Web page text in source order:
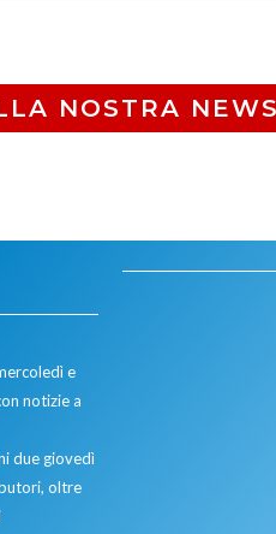
NOSTRA
e
notizie a
due giovedì
oltre